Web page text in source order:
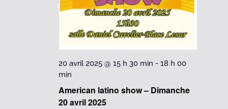
American latino show – Dimanche
20 avril 2025
20 avril 2025 @ 15 h 30 min -18 h 00
min